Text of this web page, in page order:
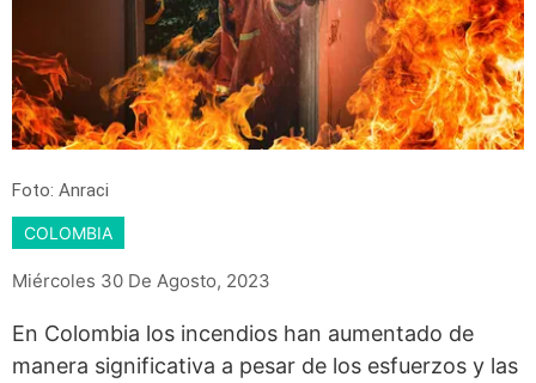
Foto: Anraci
COLOMBIA
Miércoles 30 De Agosto, 2023
En Colombia los incendios han aumentado de
manera significativa a pesar de los esfuerzos y las